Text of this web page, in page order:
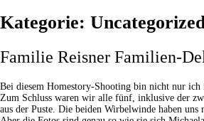
Kategorie:
Familie Reisner Familien-
Bei diesem Homestory-Shooting bin nicht nur ich
Zum Schluss waren wir alle fünf, inklusive der
aus der Puste. Die beiden Wirbelwinde haben